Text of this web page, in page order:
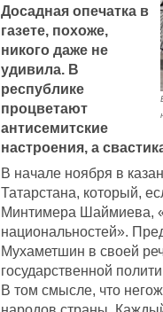
Досадная опечатка в
газете, похоже,
никого даже не
удивила. В
республике
процветают
антисемитские
настроения, а
В начале ноября в
Татарстана, который,
Минтимера Шаймиева,
национальностей».
Мухаметшин в своей
государственной
В том смысле, что